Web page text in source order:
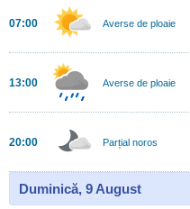
07:00 Averse de ploaie
13:00 Averse de ploaie
20:00 Parțial noros
Duminică, 9 August